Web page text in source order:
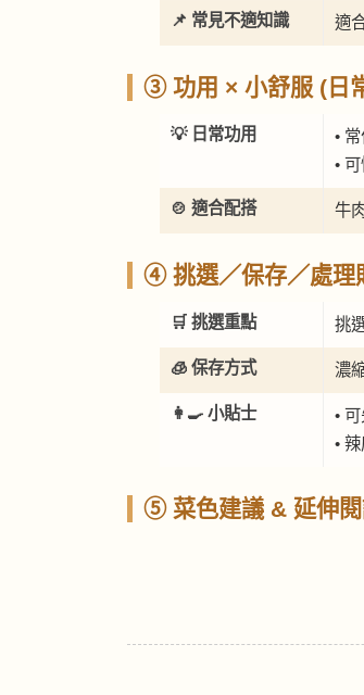
📌 常見不適知識 適
③ 功用 × 小舒服 (日
💡 日常功用
•
•
🍲 適合配搭 牛
④ 挑選／保存／處理
🛒 挑選重點 挑
🧊 保存方式 濃
👩‍🍳 小貼士
•
•
⑤ 菜色建議 & 延伸